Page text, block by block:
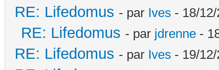
RE: Lifedomus - par Ives - 18/
RE: Lifedomus - par jdrenne -
RE: Lifedomus - par Ives - 19/